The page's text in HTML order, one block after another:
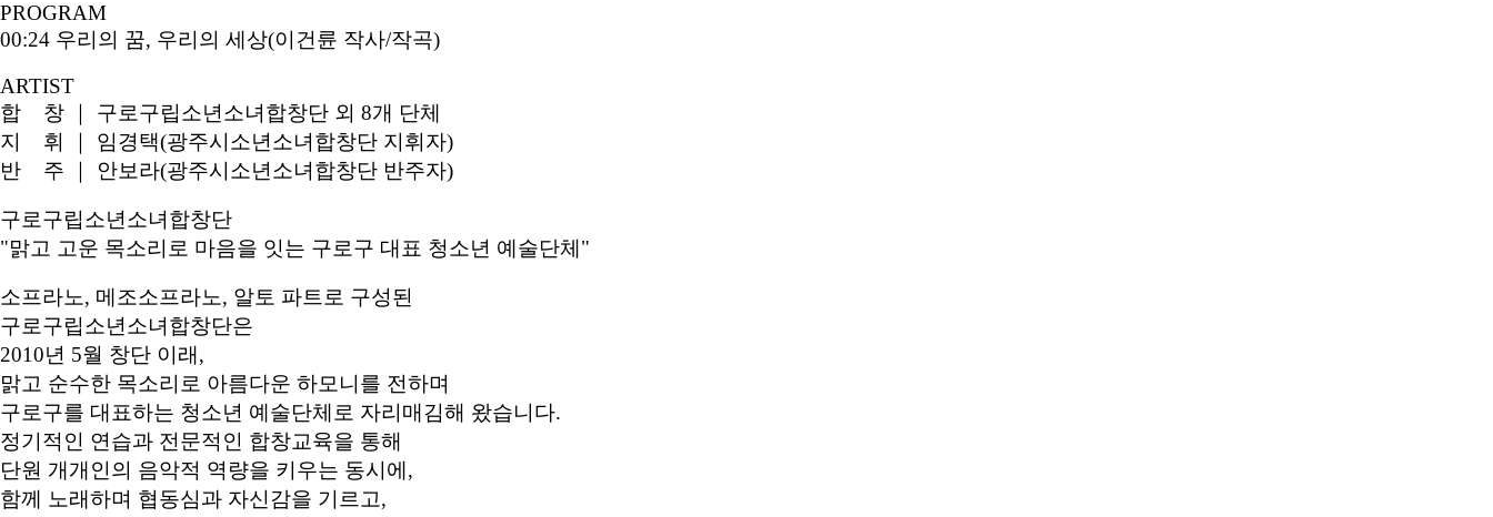
PROGRAM
00:24 우리의 꿈, 우리의 세상(이건륜 작사/작곡)
ARTIST
합 창 ｜ 구로구립소년소녀합창단 외 8개 단체
지 휘 ｜ 임경택(광주시소년소녀합창단 지휘자)
반 주 ｜ 안보라(광주시소년소녀합창단 반주자)
구로구립소년소녀합창단
"맑고 고운 목소리로 마음을 잇는 구로구 대표 청소년 예술단체"
소프라노, 메조소프라노, 알토 파트로 구성된
구로구립소년소녀합창단은
2010년 5월 창단 이래,
맑고 순수한 목소리로 아름다운 하모니를 전하며
구로구를 대표하는 청소년 예술단체로 자리매김해 왔습니다.
정기적인 연습과 전문적인 합창교육을 통해
단원 개개인의 음악적 역량을 키우는 동시에,
함께 노래하며 협동심과 자신감을 기르고,